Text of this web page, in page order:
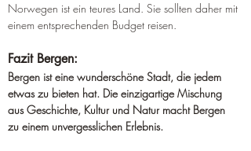
Norwegen ist ein teures Land. Sie sollten daher mit
einem entsprechenden Budget reisen.
Fazit Bergen:
Bergen ist eine wunderschöne Stadt, die jedem
etwas zu bieten hat. Die einzigartige Mischung
aus Geschichte, Kultur und Natur macht Bergen
zu einem unvergesslichen Erlebnis.